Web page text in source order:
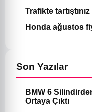
Trafikte
Honda ağustos
Son Yazılar
BMW 6
Ortaya Çıktı